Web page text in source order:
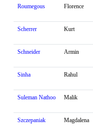
Roumegous Florence
Scherrer Kurt
Schneider Armin
Sinha Rahul
Suleman Nathoo Malik
Szczepaniak Magdalena